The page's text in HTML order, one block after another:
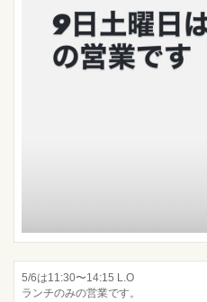
5/6は11:30〜14:15 L.O
ランチのみの営業です。